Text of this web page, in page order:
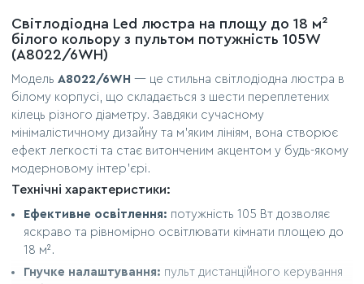
Світлодіодна Led люстра на площу до 18 м²
білого кольору з пультом потужність 105W
(A8022/6WH)
Модель A8022/6WH — це стильна світлодіодна люстра в
білому корпусі, що складається з шести переплетених
кілець різного діаметру. Завдяки сучасному
мінімалістичному дизайну та м'яким лініям, вона створює
ефект легкості та стає витонченим акцентом у будь-якому
модерновому інтер'єрі.
Технічні характеристики:
Ефективне освітлення: потужність 105 Вт дозволяє
яскраво та рівномірно освітлювати кімнати площею до
18 м².
Гнучке налаштування: пульт дистанційного керування